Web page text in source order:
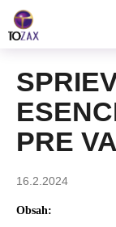
obsah
PRE
16.2.2024
Obsah:
o
Č
o
p
o
t
e